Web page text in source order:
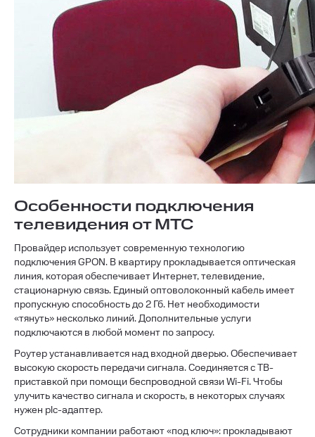
Особенности подключения
телевидения от МТС
Провайдер использует современную технологию
подключения GPON. В квартиру прокладывается оптическая
линия, которая обеспечивает Интернет, телевидение,
стационарную связь. Единый оптоволоконный кабель имеет
пропускную способность до 2 Гб. Нет необходимости
«тянуть» несколько линий. Дополнительные услуги
подключаются в любой момент по запросу.
Роутер устанавливается над входной дверью. Обеспечивает
высокую скорость передачи сигнала. Соединяется с ТВ-
приставкой при помощи беспроводной связи Wi-Fi. Чтобы
улучить качество сигнала и скорость, в некоторых случаях
нужен plc-адаптер.
Сотрудники компании работают «под ключ»: прокладывают